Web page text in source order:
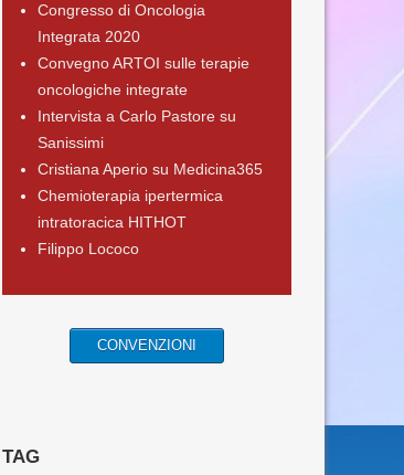
Congresso di Oncologia
Integrata 2020
Convegno ARTOI sulle terapie
oncologiche integrate
Intervista a Carlo Pastore su
Sanissimi
Cristiana Aperio su Medicina365
Chemioterapia ipertermica
intratoracica HITHOT
Filippo Lococo
CONVENZIONI
TAG